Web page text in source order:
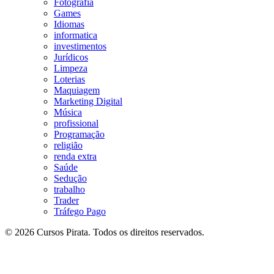
Fotografia
Games
Idiomas
informatica
investimentos
Jurídicos
Limpeza
Loterias
Maquiagem
Marketing Digital
Música
profissional
Programação
religião
renda extra
Saúde
Sedução
trabalho
Trader
Tráfego Pago
© 2026 Cursos Pirata. Todos os direitos reservados.